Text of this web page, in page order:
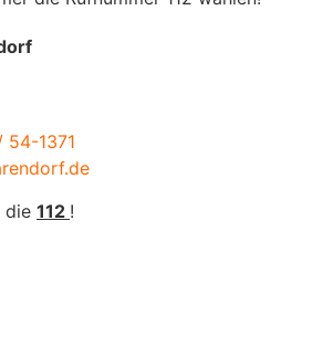
54-1371
die 112 !